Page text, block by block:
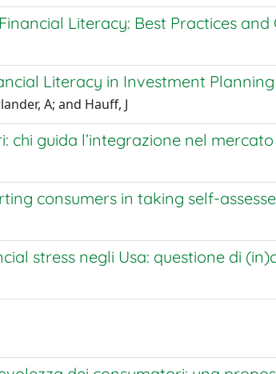
Literacy: Best Practices and
Literacy in Investment Planning
A; and Hauff, J
chi guida l’integrazione nel
consumers in taking self-
stress negli Usa: questione di